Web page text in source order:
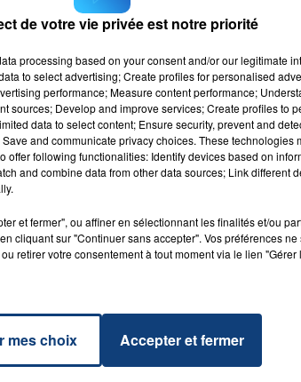
assurer la sécurité de son foyer. L'un des
la particularité d'avoir la crosse et le
CONTACT
de votre vie privée est notre priorité
processing based on your consent and/or our legitimate
to select advertising; Create profiles for personalised
performance; Measure content performance;
sources; Develop and improve services; Create profiles to
data to select content; Ensure security, prevent and
and communicate privacy choices. These technologies
offer following functionalities: Identify devices based on
and combine data from other data sources; Link different
et fermer", ou affiner en sélectionnant les finalités et/ou
cliquant sur "Continuer sans accepter". Vos préférences
retirer votre consentement à tout moment via le lien
mes choix Accepter et fermer